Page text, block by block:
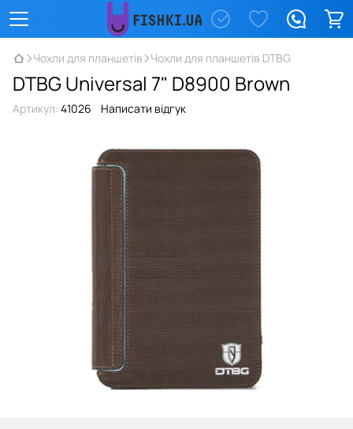
Чохли для планшетів Чохли для планшетів DTBG
DTBG Universal 7" D8900 Brown
Артикул: 41026 Написати відгук